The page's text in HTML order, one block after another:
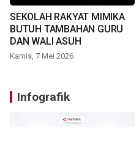
SEKOLAH RAKYAT MIMIKA
BUTUH TAMBAHAN GURU
DAN WALI ASUH
Kamis, 7 Mei 2026
Infografik